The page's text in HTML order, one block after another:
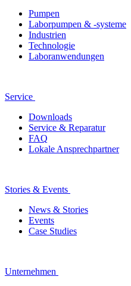
Pumpen
Laborpumpen & -systeme
Industrien
Technologie
Laboranwendungen
Service
Downloads
Service & Reparatur
FAQ
Lokale Ansprechpartner
Stories & Events
News & Stories
Events
Case Studies
Unternehmen